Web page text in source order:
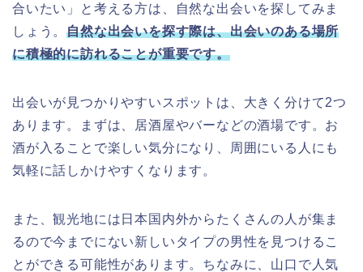
合いたい」と考える方は、自然な出会いを探してみま
しょう。自然な出会いを探す際は、出会いのある場所
に積極的に訪れることが重要です。
出会いが見つかりやすいスポットは、大きく分けて2つ
あります。まずは、居酒屋やバーなどの酒場です。お
酒が入ることで楽しい気分になり、周囲にいる人にも
気軽に話しかけやすくなります。
また、観光地には日本国内外からたくさんの人が集ま
るので今までにない新しいタイプの男性を見つけるこ
とができる可能性があります。ちなみに、山口で人気